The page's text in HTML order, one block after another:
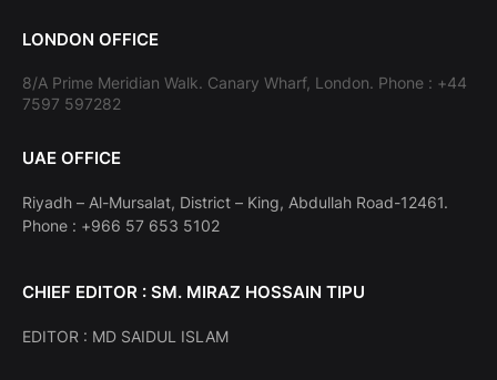
LONDON OFFICE
8/A Prime Meridian Walk. Canary Wharf, London. Phone : +44
7597 597282
UAE OFFICE
Riyadh – Al-Mursalat, District – King, Abdullah Road-12461.
Phone : +966 57 653 5102
CHIEF EDITOR : SM. MIRAZ HOSSAIN TIPU
EDITOR : MD SAIDUL ISLAM